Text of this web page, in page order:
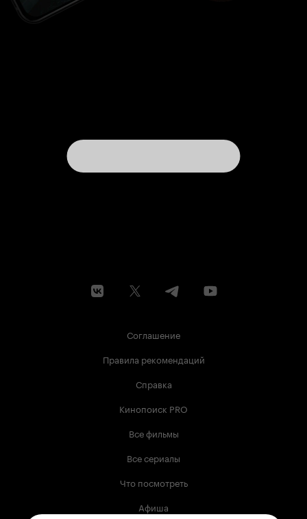
Соглашение
Правила рекомендаций
Справка
Кинопоиск PRO
Все фильмы
Все сериалы
Что посмотреть
Афиша